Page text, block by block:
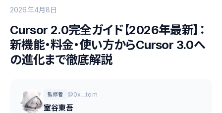
2026年4月8日
Cursor 2.0完全ガイド【2026年最新】：
新機能・料金・使い方からCursor 3.0へ
の進化まで徹底解説
監修者 @0x__tom
室谷東吾